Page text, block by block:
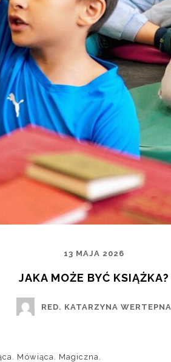
13 MAJA 2026
JAKA MOŻE BYĆ KSIĄŻKA?
RED. KATARZYNA WERTEPNA
Mówiąca. Magiczna.